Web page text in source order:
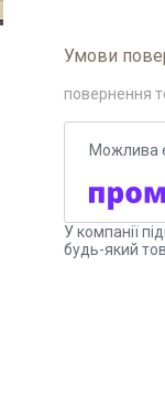
повернення
У компанії
будь-який